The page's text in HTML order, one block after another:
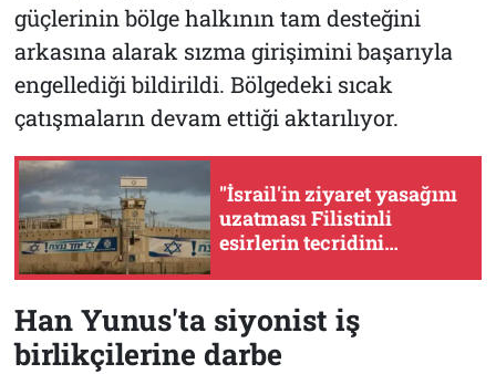
güçlerinin bölge halkının tam desteğini
arkasına alarak sızma girişimini başarıyla
engellediği bildirildi. Bölgedeki sıcak
çatışmaların devam ettiği aktarılıyor.
"İsrail'in ziyaret yasağını
uzatması Filistinli
esirlerin tecridini
Han Yunus'ta siyonist iş
birlikçilerine darbe